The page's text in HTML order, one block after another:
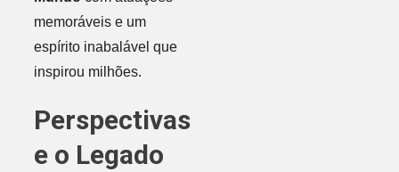
memoráveis e um
espírito inabalável que
inspirou milhões.
Perspectivas
e o Legado